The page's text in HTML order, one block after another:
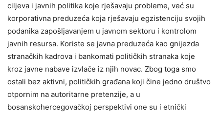
ciljeva i javnih politika koje rješavaju probleme, već su
korporativna preduzeća koja rješavaju egzistenciju svojih
podanika zapošljavanjem u javnom sektoru i kontrolom
javnih resursa. Koriste se javna preduzeća kao gnijezda
stranačkih kadrova i bankomati političkih stranaka koje
kroz javne nabave izvlače iz njih novac. Zbog toga smo
ostali bez aktivni, političkih građana koji čine jedno društvo
otpornim na autoritarne pretenzije, a u
bosanskohercegovačkoj perspektivi one su i etnički